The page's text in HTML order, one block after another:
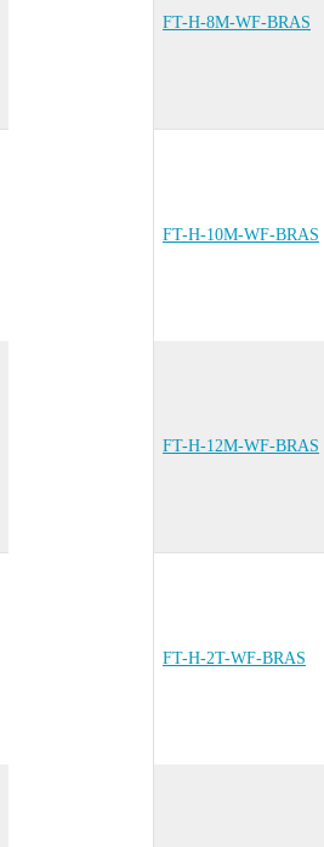
FT-H-8M-WF-BRAS
FT-H-10M-WF-BRAS
FT-H-12M-WF-BRAS
FT-H-2T-WF-BRAS